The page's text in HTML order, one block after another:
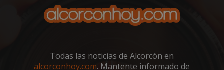
Todas las noticias de Alcorcón en
alcorconhoy.com. Mantente informado de